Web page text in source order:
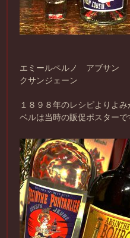
エミールペルノ アブサン
クサンジェーン
１８９８年のレシピよりよ
ベルは当時の販促ポスターで